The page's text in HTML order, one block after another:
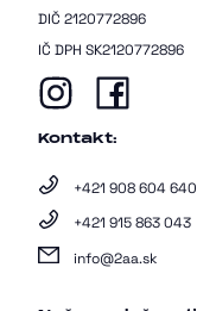
DIČ 2120772896
IČ DPH SK2120772896
Kontakt:
+421 908 604 640
+421 915 863 043
info@2aa.sk